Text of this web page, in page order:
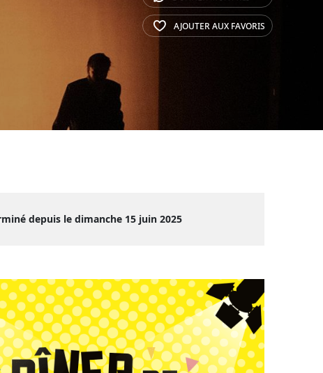
AJOUTER AUX FAVORIS
depuis le dimanche 15 juin 2025